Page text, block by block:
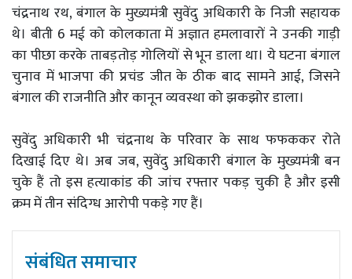
चंद्रनाथ रथ, बंगाल के मुख्यमंत्री सुवेंदु अधिकारी के निजी सहायक
थे। बीती 6 मई को कोलकाता में अज्ञात हमलावारों ने उनकी गाड़ी
का पीछा करके ताबड़तोड़ गोलियों से भून डाला था। ये घटना बंगाल
चुनाव में भाजपा की प्रचंड जीत के ठीक बाद सामने आई, जिसने
बंगाल की राजनीति और कानून व्यवस्था को झकझोर डाला।
सुवेंदु अधिकारी भी चंद्रनाथ के परिवार के साथ फफककर रोते
दिखाई दिए थे। अब जब, सुवेंदु अधिकारी बंगाल के मुख्यमंत्री बन
चुके हैं तो इस हत्याकांड की जांच रफ्तार पकड़ चुकी है और इसी
क्रम में तीन संदिग्ध आरोपी पकड़े गए हैं।
संबंधित समाचार